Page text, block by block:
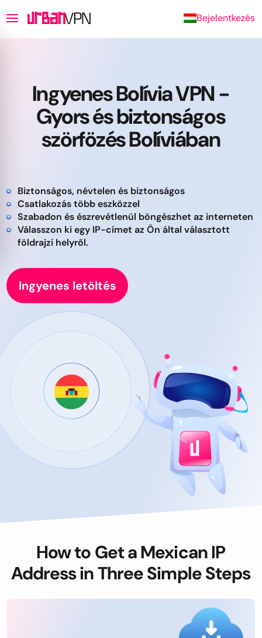
Bejelentkezés
Ingyenes Bolívia VPN -
Gyors és biztonságos
szörfözés Bolíviában
Biztonságos, névtelen és biztonságos
Csatlakozás több eszközzel
Szabadon és észrevétlenül böngészhet az interneten
Válasszon ki egy IP-címet az Ön által választott
földrajzi helyről.
Ingyenes letöltés
How to Get a Mexican IP
Address in Three Simple Steps